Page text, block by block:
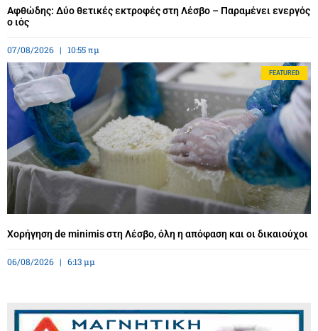
Αφθώδης: Δύο θετικές εκτροφές στη Λέσβο – Παραμένει ενεργός
ο ιός
07/08/2026 10:55 πμ
FEATURED
Χορήγηση de minimis στη Λέσβο, όλη η απόφαση και οι δικαιούχοι
06/08/2026 6:13 μμ